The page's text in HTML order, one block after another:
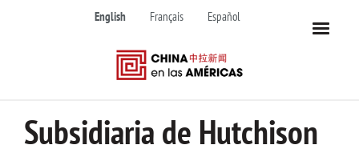
*
English Français Español
Subsidiaria de Hutchison